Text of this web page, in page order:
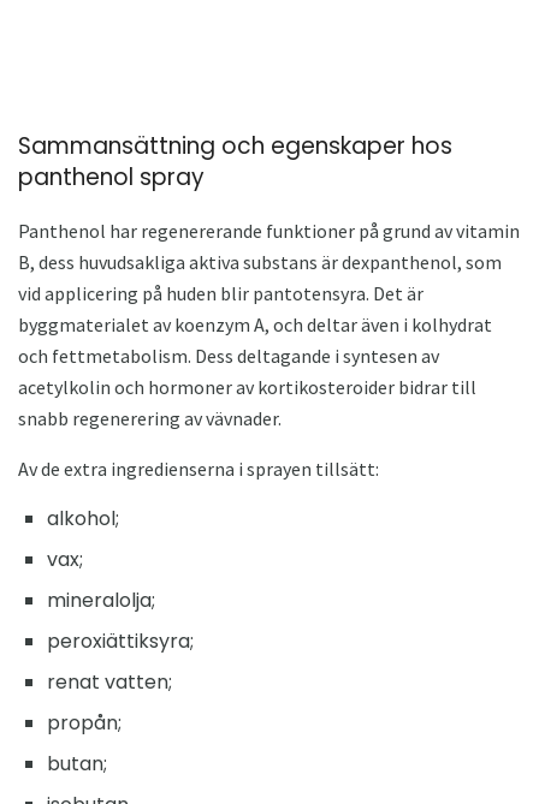
Sammansättning och egenskaper hos
panthenol spray
Panthenol har regenererande funktioner på grund av vitamin
B, dess huvudsakliga aktiva substans är dexpanthenol, som
vid applicering på huden blir pantotensyra. Det är
byggmaterialet av koenzym A, och deltar även i kolhydrat
och fettmetabolism. Dess deltagande i syntesen av
acetylkolin och hormoner av kortikosteroider bidrar till
snabb regenerering av vävnader.
Av de extra ingredienserna i sprayen tillsätt:
alkohol;
vax;
mineralolja;
peroxiättiksyra;
renat vatten;
propån;
butan;